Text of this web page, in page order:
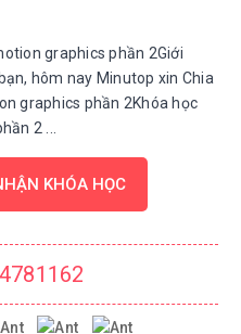
graphics phần 2Giới
hôm nay Minutop xin Chia
graphics phần 2Khóa học
2 ...
KHÓA HỌC